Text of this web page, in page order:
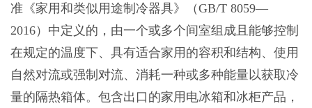
准《家用和类似用途制冷器具》（GB/T 8059—
2016）中定义的，由一个或多个间室组成且能够控制
在规定的温度下、具有适合家用的容积和结构、使用
自然对流或强制对流、消耗一种或多种能量以获取冷
量的隔热箱体。包含出口的家用电冰箱和冰柜产品，